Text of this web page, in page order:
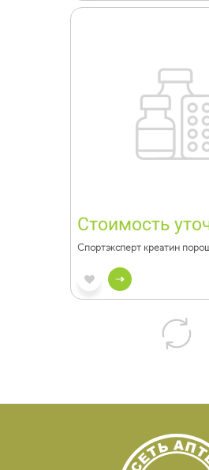
Стоимость
Спортэксперт креатин